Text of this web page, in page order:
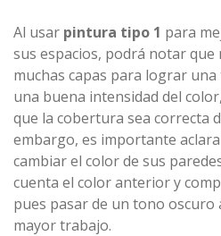
Al usar pintura tipo 1 para
sus espacios, podrá notar
muchas capas para lograr
una buena intensidad del
que la cobertura sea correcta
embargo, es importante
cambiar el color de sus
cuenta el color anterior y
pues pasar de un tono oscuro
mayor trabajo.